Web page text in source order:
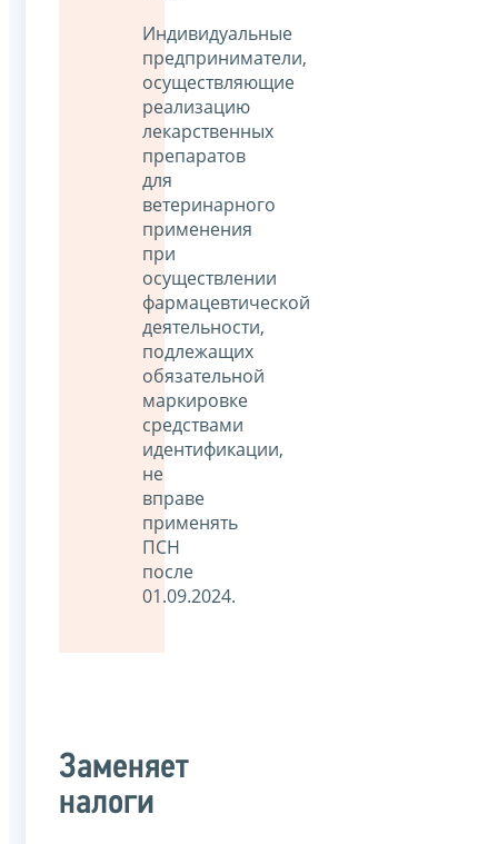
Индивидуальные
предприниматели,
осуществляющие
реализацию
лекарственных
препаратов
для
ветеринарного
применения
при
осуществлении
фармацевтической
деятельности,
подлежащих
обязательной
маркировке
средствами
идентификации,
не
вправе
применять
ПСН
после
01.09.2024.
Заменяет
налоги